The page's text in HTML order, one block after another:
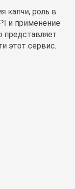
капчи, роль в
и применение
представляет
этот сервис.